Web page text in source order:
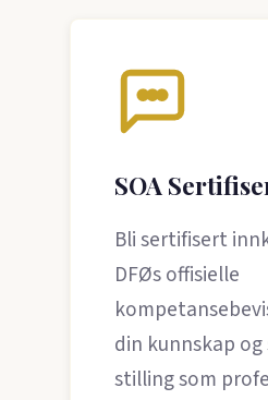
SOA
Bli sertifisert
DFØs offisielle
din kunnskap
stilling som